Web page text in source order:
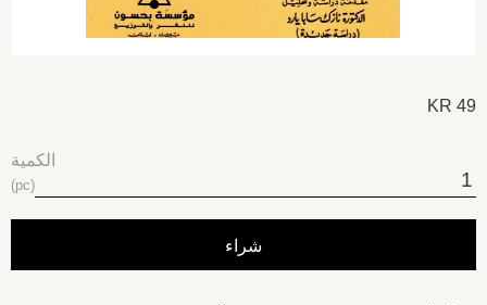
49
الكمية
pc
شراء